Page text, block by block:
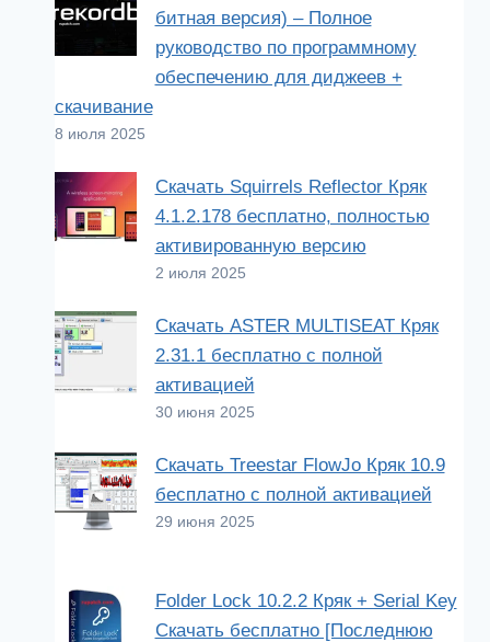
битная версия) – Полное
руководство по программному
обеспечению для диджеев +
скачивание
8 июля 2025
Скачать Squirrels Reflector Кряк
4.1.2.178 бесплатно, полностью
активированную версию
2 июля 2025
Скачать ASTER MULTISEAT Кряк
2.31.1 бесплатно с полной
активацией
30 июня 2025
Скачать Treestar FlowJo Кряк 10.9
бесплатно с полной активацией
29 июня 2025
Folder Lock 10.2.2 Кряк + Serial Key
Скачать бесплатно [Последнюю